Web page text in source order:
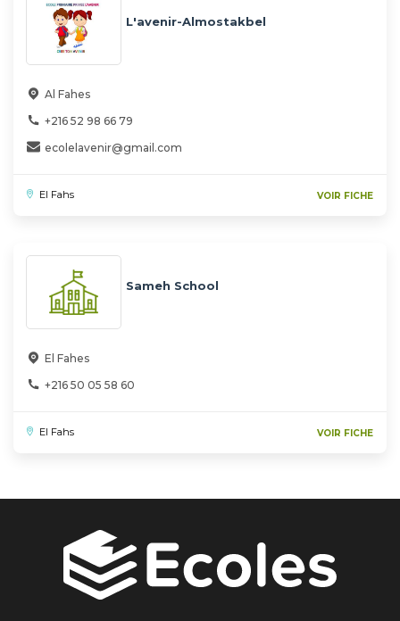
L'avenir-Almostakbel
Al Fahes
+216 52 98 66 79
ecolelavenir@gmail.com
El Fahs VOIR FICHE
Sameh School
El Fahes
+216 50 05 58 60
El Fahs VOIR FICHE